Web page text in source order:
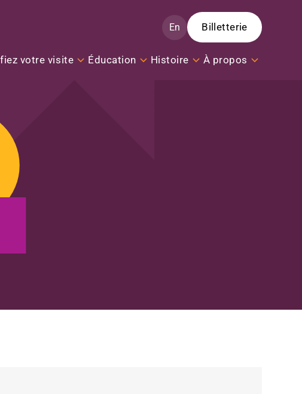
En Billetterie
votre visite Éducation Histoire À propos